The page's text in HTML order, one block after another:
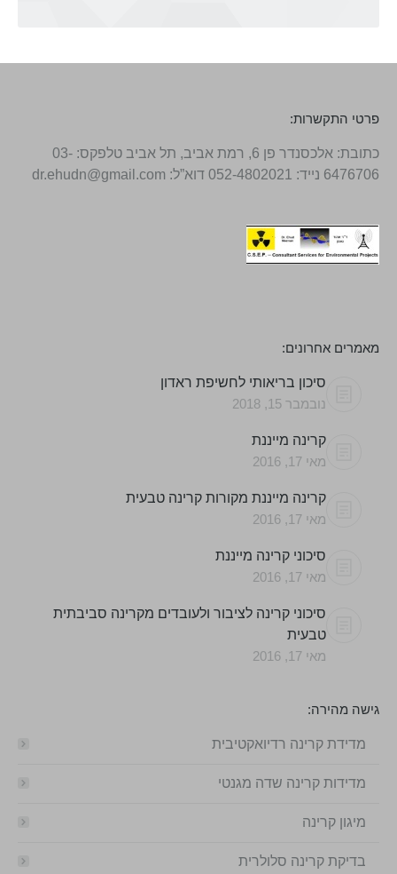
פרטי התקשרות:
כתובת: אלכסנדר פן 6, רמת אביב, תל אביב טלפקס: 03-
6476706 נייד: 052-4802021 דוא”ל: dr.ehudn@gmail.com
מאמרים אחרונים:
סיכון בריאותי לחשיפת ראדון
נובמבר 15, 2018
קרינה מייננת
מאי 17, 2016
קרינה מייננת מקורות קרינה טבעית
מאי 17, 2016
סיכוני קרינה מייננת
מאי 17, 2016
סיכוני קרינה לציבור ולעובדים מקרינה סביבתית
טבעית
מאי 17, 2016
גישה מהירה:
מדידת קרינה רדיואקטיבית
מדידות קרינה שדה מגנטי
מיגון קרינה
בדיקת קרינה סלולרית